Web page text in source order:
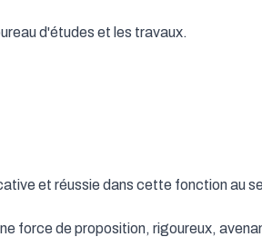
d'études et les travaux.
et réussie dans cette fonction au
force de proposition, rigoureux,